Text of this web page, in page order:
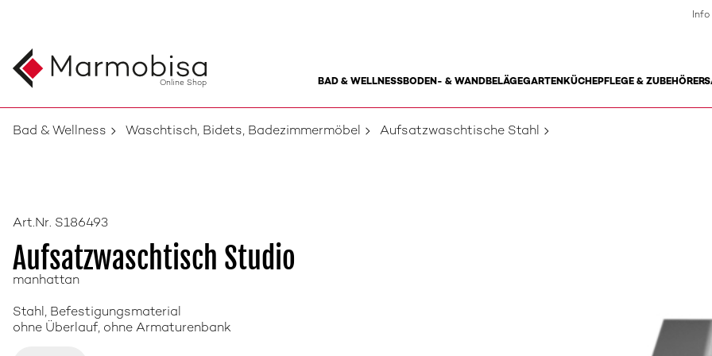
Online Shop BAD & WELLNESSBODEN- & WANDBELÄGEGARTENKÜCHEPFLEGE & ZUBEHÖR
Info
Bad & Wellness Waschtisch, Bidets, Badezimmermöbel Aufsatzwaschtische Stahl
Art.Nr. S186493
Aufsatzwaschtisch Studio
manhattan
Stahl, Befestigungsmaterial
ohne Überlauf, ohne Armaturenbank